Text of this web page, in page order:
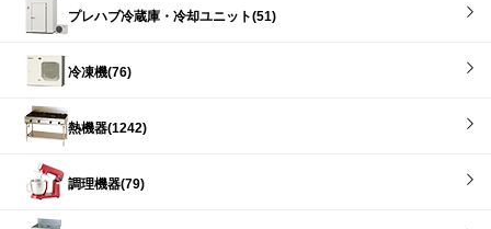
プレハブ冷蔵庫・冷却ユニット(51)
冷凍機(76)
熱機器(1242)
調理機器(79)